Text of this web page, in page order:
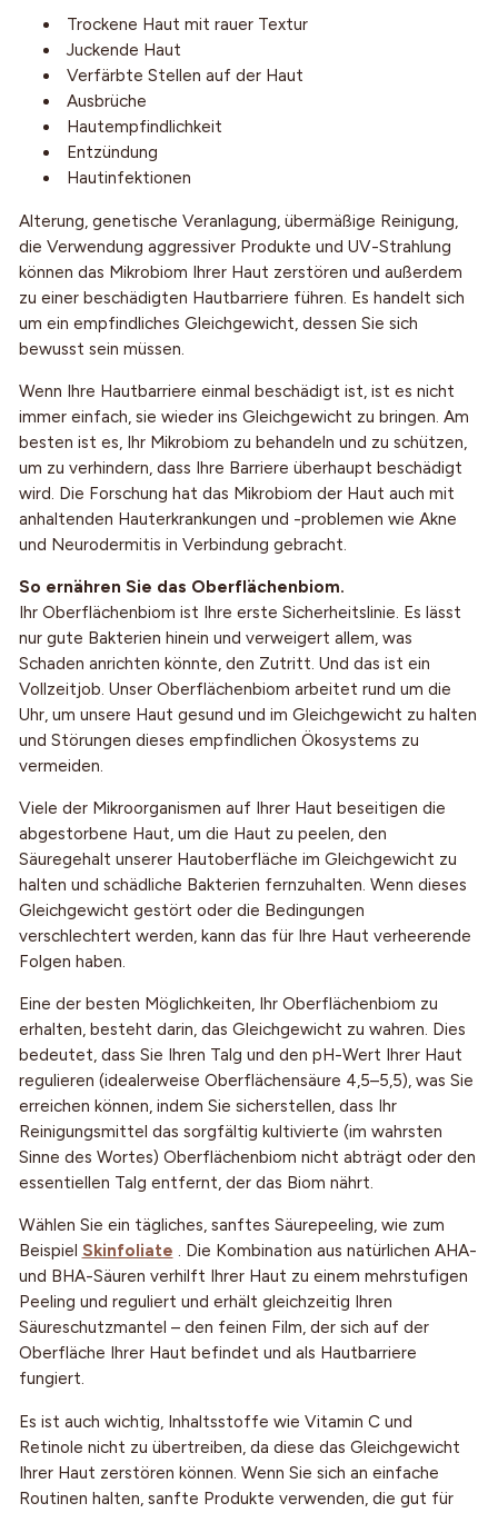
Trockene Haut mit rauer Textur
Juckende Haut
Verfärbte Stellen auf der Haut
Ausbrüche
Hautempfindlichkeit
Entzündung
Hautinfektionen
Alterung, genetische Veranlagung, übermäßige Reinigung,
die Verwendung aggressiver Produkte und UV-Strahlung
können das Mikrobiom Ihrer Haut zerstören und außerdem
zu einer beschädigten Hautbarriere führen. Es handelt sich
um ein empfindliches Gleichgewicht, dessen Sie sich
bewusst sein müssen.
Wenn Ihre Hautbarriere einmal beschädigt ist, ist es nicht
immer einfach, sie wieder ins Gleichgewicht zu bringen. Am
besten ist es, Ihr Mikrobiom zu behandeln und zu schützen,
um zu verhindern, dass Ihre Barriere überhaupt beschädigt
wird. Die Forschung hat das Mikrobiom der Haut auch mit
anhaltenden Hauterkrankungen und -problemen wie Akne
und Neurodermitis in Verbindung gebracht.
So ernähren Sie das Oberflächenbiom.
Ihr Oberflächenbiom ist Ihre erste Sicherheitslinie. Es lässt
nur gute Bakterien hinein und verweigert allem, was
Schaden anrichten könnte, den Zutritt. Und das ist ein
Vollzeitjob. Unser Oberflächenbiom arbeitet rund um die
Uhr, um unsere Haut gesund und im Gleichgewicht zu halten
und Störungen dieses empfindlichen Ökosystems zu
vermeiden.
Viele der Mikroorganismen auf Ihrer Haut beseitigen die
abgestorbene Haut, um die Haut zu peelen, den
Säuregehalt unserer Hautoberfläche im Gleichgewicht zu
halten und schädliche Bakterien fernzuhalten. Wenn dieses
Gleichgewicht gestört oder die Bedingungen
verschlechtert werden, kann das für Ihre Haut verheerende
Folgen haben.
Eine der besten Möglichkeiten, Ihr Oberflächenbiom zu
erhalten, besteht darin, das Gleichgewicht zu wahren. Dies
bedeutet, dass Sie Ihren Talg und den pH-Wert Ihrer Haut
regulieren (idealerweise Oberflächensäure 4,5–5,5), was Sie
erreichen können, indem Sie sicherstellen, dass Ihr
Reinigungsmittel das sorgfältig kultivierte (im wahrsten
Sinne des Wortes) Oberflächenbiom nicht abträgt oder den
essentiellen Talg entfernt, der das Biom nährt.
Wählen Sie ein tägliches, sanftes Säurepeeling, wie zum
Beispiel Skinfoliate . Die Kombination aus natürlichen AHA-
und BHA-Säuren verhilft Ihrer Haut zu einem mehrstufigen
Peeling und reguliert und erhält gleichzeitig Ihren
Säureschutzmantel – den feinen Film, der sich auf der
Oberfläche Ihrer Haut befindet und als Hautbarriere
fungiert.
Es ist auch wichtig, Inhaltsstoffe wie Vitamin C und
Retinole nicht zu übertreiben, da diese das Gleichgewicht
Ihrer Haut zerstören können. Wenn Sie sich an einfache
Routinen halten, sanfte Produkte verwenden, die gut für